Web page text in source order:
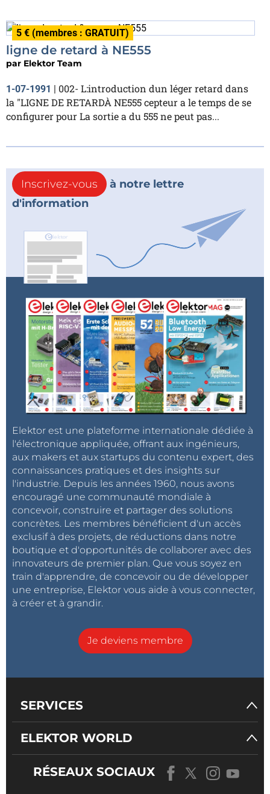
5 € (membres : GRATUIT)
ligne de retard à NE555
par Elektor Team
1-07-1991 | 002- L:introduction dun léger retard dans
la "LIGNE DE RETARDÀ NE555 cepteur a le temps de se
configurer pour La sortie a du 555 ne peut pas...
Inscrivez-vous
à notre lettre
d'information
Elektor est une plateforme internationale dédiée à
l'électronique appliquée, offrant aux ingénieurs,
aux makers et aux startups du contenu expert, des
connaissances pratiques et des insights sur
l'industrie. Depuis les années 1960, nous avons
encouragé une communauté mondiale à
concevoir, construire et partager des solutions
concrètes. Les membres bénéficient d'un accès
exclusif à des projets, de réductions dans notre
boutique et d'opportunités de collaborer avec des
innovateurs de premier plan. Que vous soyez en
train d'apprendre, de concevoir ou de développer
une entreprise, Elektor vous aide à vous connecter,
à créer et à grandir.
Je deviens membre
SERVICES
ELEKTOR WORLD
RÉSEAUX SOCIAUX